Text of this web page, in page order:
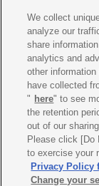
定休日：火・水曜日
資
会社概要
Cookieポリ
We collect
analyze our
share
analytics and
other
have collected
" here" to see
the retention
out of our
Please click [Do
to exercise your
Privacy Policy
Change your